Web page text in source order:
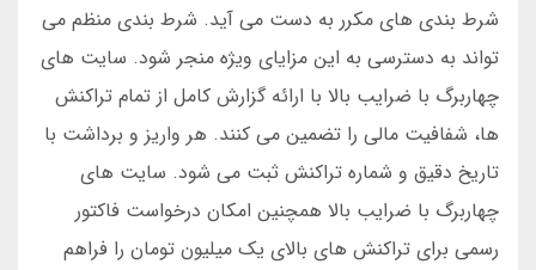
شرط بندی های مکرر به دست می آید. شرط بندی منظم می
تواند به دسترسی به این مزایای ویژه منجر شود. سایت های
چهاربرگ با ضرایب بالا با ارائه گزارش کامل از تمام تراکنش
ها، شفافیت مالی را تضمین می کنند. هر واریز و برداشت با
تاریخ دقیق و شماره تراکنش ثبت می شود. سایت های
چهاربرگ با ضرایب بالا همچنین امکان درخواست فاکتور
رسمی برای تراکنش های بالای یک میلیون تومان را فراهم